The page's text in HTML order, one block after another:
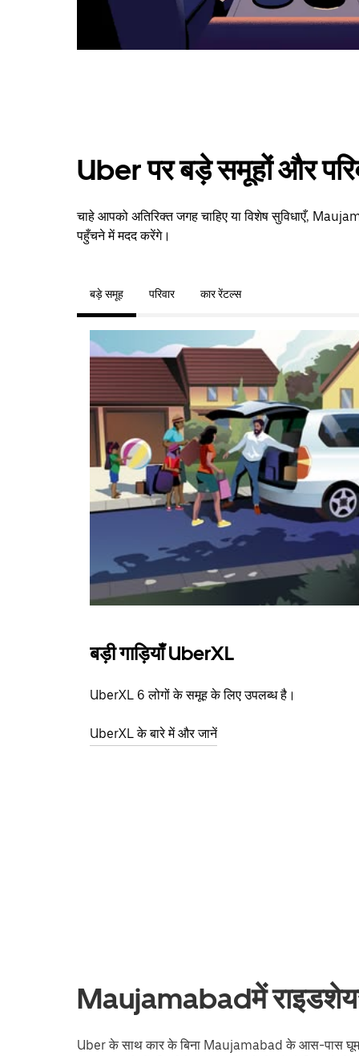
Uber पर बड़े समूहों और
चाहे आपको अतिरिक्त जगह चाहिए या विशेष सुविधाएँ,
पहुँचने में मदद करेंगे।
बड़े समूह परिवार कार रेंटल्स
बड़ी गाड़ियाँ UberXL
UberXL 6 लोगों के समूह के लिए उपलब्ध है।
UberXL के बारे में और जानें
Maujamabadमें
Uber के साथ कार के बिना Maujamabad के आस-पास